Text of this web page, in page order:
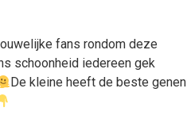
fans rondom deze
schoonheid iedereen gek
De kleine heeft de beste genen